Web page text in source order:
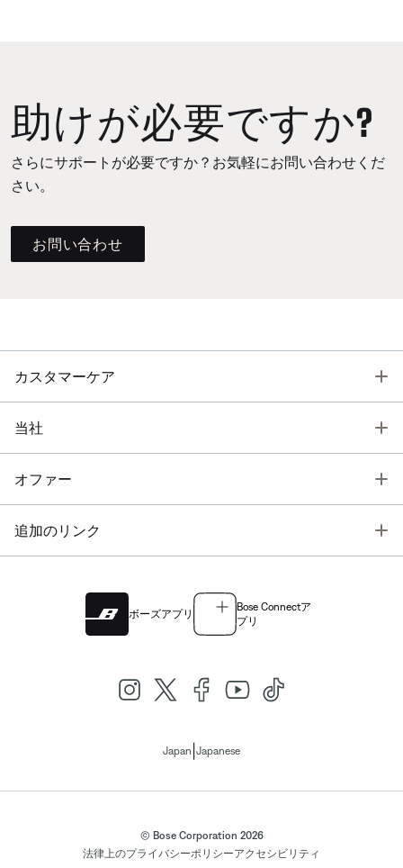
助けが必要ですか?
さらにサポートが必要ですか？お気軽にお問い合わせくだ
さい。
お問い合わせ
カスタマーケア
当社
オファー
追加のリンク
ボーズアプリ
Bose Connectア
プリ
Japan Japanese
© Bose Corporation 2026
法律上のプライバシーポリシーアクセシビリティ